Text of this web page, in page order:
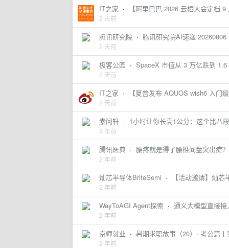
IT之家 · 【阿里巴巴 2026 云栖大会定档
2 天前
腾讯研究院 · 腾讯研究院AI速递 20260806
2 天前
极客公园 · SpaceX 市值从 3 万亿跌到
2 天前
IT之家 · 【夏普发布 AQUOS wish6 入门
2 天前
素问轩 · 1小时让你长高1公分：这个比八
2 年前
腾讯医典 · 腰疼就是得了腰椎间盘突出症？
2 年前
灿芯半导体BriteSemi · 【活动邀请】灿
2 年前
WayToAGI Agent探索 · 通义大模型直接
2 年前
京师就业 · 暑期求职故事（20）· 考公篇
2 年前